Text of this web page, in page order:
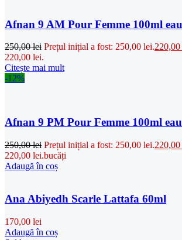
Afnan 9 AM Pour Femme 100ml
250,00lei Prețul inițial a fost: 250,00 lei.220,00
220,00 lei.
Citește mai mult
-12%
Afnan 9 PM Pour Femme 100ml
250,00lei Prețul inițial a fost: 250,00 lei.220,00
220,00 lei.bucăți
Adaugă în coș
Ana Abiyedh Scarle Lattafa 60ml
170,00 lei
Adaugă în coș